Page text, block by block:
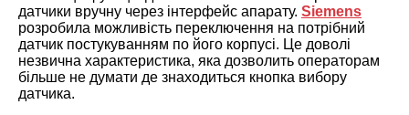
датчики вручну через інтерфейс апарату. Siemens
розробила можливість переключення на потрібний
датчик постукуванням по його корпусі. Це доволі
незвична характеристика, яка дозволить операторам
більше не думати де знаходиться кнопка вибору
датчика.